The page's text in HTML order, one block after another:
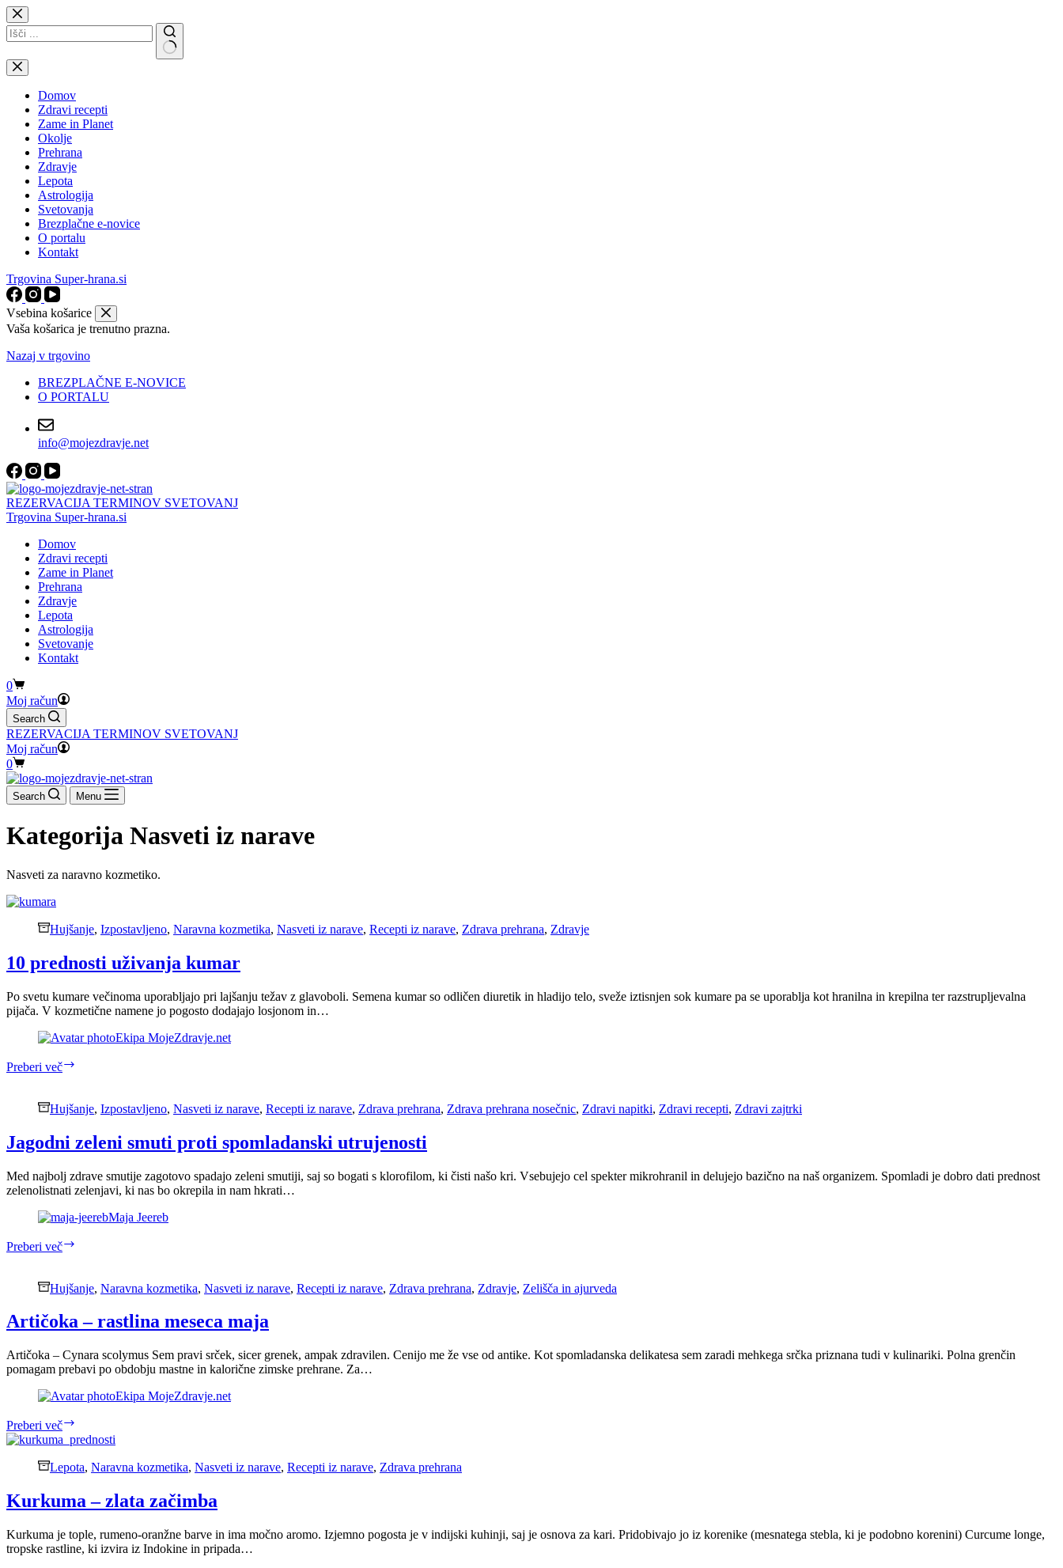
Skip
to
content
No
results
Domov
Zdravi recepti
Zame in Planet
Okolje
Prehrana
Zdravje
Lepota
Astrologija
Svetovanja
Brezplačne e-novice
O portalu
Kontakt
Trgovina Super-hrana.si
Vsebina košarice
Vaša košarica je trenutno prazna.
Nazaj v trgovino
BREZPLAČNE E-NOVICE
O PORTALU
info@mojezdravje.net
REZERVACIJA TERMINOV SVETOVANJ
Trgovina Super-hrana.si
Domov
Zdravi recepti
Zame in Planet
Prehrana
Zdravje
Lepota
Astrologija
Svetovanje
Kontakt
Shopping
cart
0
Moj račun
Search
REZERVACIJA TERMINOV SVETOVANJ
Moj račun
Shopping
cart
0
Search Menu
Kategorija Nasveti iz narave
Nasveti za naravno kozmetiko.
Hujšanje, Izpostavljeno, Naravna kozmetika, Nasveti iz narave, Recepti iz narave, Zdrava prehrana, Zdravje
10 prednosti uživanja kumar
Po svetu kumare večinoma uporabljajo pri lajšanju težav z glavoboli. Semena kumar so odličen diuretik in hladijo telo, sveže iztisnjen sok kumare pa se uporablja kot hranilna in krepilna ter razstrupljevalna
pijača. V kozmetične namene jo pogosto dodajajo losjonom in…
Ekipa MojeZdravje.net
Preberi več
kumar
Hujšanje, Izpostavljeno, Nasveti iz narave, Recepti iz narave, Zdrava prehrana, Zdrava prehrana nosečnic, Zdravi napitki, Zdravi recepti, Zdravi zajtrki
Jagodni zeleni smuti proti spomladanski utrujenosti
Med najbolj zdrave smutije zagotovo spadajo zeleni smutiji, saj so bogati s klorofilom, ki čisti našo kri. Vsebujejo cel spekter mikrohranil in delujejo bazično na naš organizem. Spomladi je dobro dati prednost
zelenolistnati zelenjavi, ki nas bo okrepila in nam hkrati…
Maja Jeereb
Preberi več
proti
utrujenosti
Hujšanje, Naravna kozmetika, Nasveti iz narave, Recepti iz narave, Zdrava prehrana, Zdravje, Zelišča in ajurveda
Artičoka – rastlina meseca maja
Artičoka – Cynara scolymus Sem pravi srček, sicer grenek, ampak zdravilen. Cenijo me že vse od antike. Kot spomladanska delikatesa sem zaradi mehkega srčka priznana tudi v kulinariki. Polna grenčin
pomagam prebavi po obdobju mastne in kalorične zimske prehrane. Za…
Ekipa MojeZdravje.net
Preberi več
–
meseca
Lepota, Naravna kozmetika, Nasveti iz narave, Recepti iz narave, Zdrava prehrana
Kurkuma – zlata začimba
Kurkuma je tople, rumeno-oranžne barve in ima močno aromo. Izjemno pogosta je v indijski kuhinji, saj je osnova za kari. Pridobivajo jo iz korenike (mesnatega stebla, ki je podobno korenini) Curcume longe,
tropske rastline, ki izvira iz Indokine in pripada…